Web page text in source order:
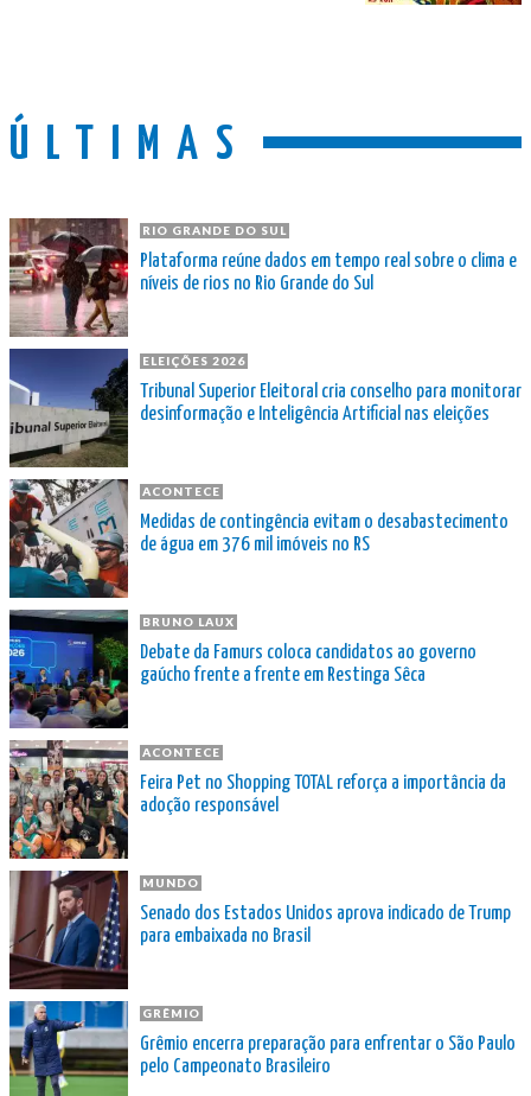
ÚLTIMAS
RIO GRANDE DO SUL
Plataforma reúne dados em tempo real sobre o clima e
níveis de rios no Rio Grande do Sul
ELEIÇÕES 2026
Tribunal Superior Eleitoral cria conselho para monitorar
desinformação e Inteligência Artificial nas eleições
ACONTECE
Medidas de contingência evitam o desabastecimento
de água em 376 mil imóveis no RS
BRUNO LAUX
Debate da Famurs coloca candidatos ao governo
gaúcho frente a frente em Restinga Sêca
ACONTECE
Feira Pet no Shopping TOTAL reforça a importância da
adoção responsável
MUNDO
Senado dos Estados Unidos aprova indicado de Trump
para embaixada no Brasil
GRÊMIO
Grêmio encerra preparação para enfrentar o São Paulo
pelo Campeonato Brasileiro